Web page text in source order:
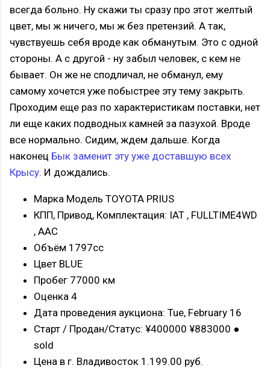
всегда больно. Ну скажи ты сразу про этот желтый
цвет, мы ж ничего, мы ж без претензий. А так,
чувствуешь себя вроде как обманутым. Это с одной
стороны. А с другой - ну забыл человек, с кем не
бывает. Он же не сподличал, не обманул, ему
самому хочется уже побыстрее эту тему закрыть.
Проходим еще раз по характеристикам поставки, нет
ли еще каких подводных камней за пазухой. Вроде
все нормально. Сидим, ждем дальше. Когда
наконец Бык заменит эту уже доставшую всех
Крысу. И дождались.
Марка Модель TOYOTA PRIUS
КПП, Привод, Комплектация: IAT , FULLTIME4WD
, AAC
Объём 1797cc
Цвет BLUE
Пробег 77000 км
Оценка 4
Дата проведения аукциона: Tue, February 16
Старт / Продан/Статус: ¥400000 ¥883000 ●
sold
Цена в г. Владивосток 1.199.00 руб.